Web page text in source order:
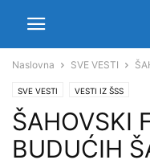
Naslovna SVE VESTI
SVE VESTI VESTI IZ ŠSS
ŠAHOVSKI
BUDUĆIH